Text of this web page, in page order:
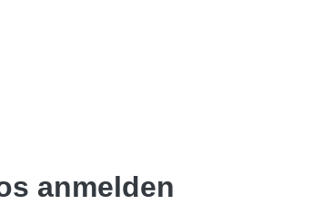
anmelden